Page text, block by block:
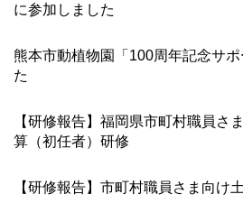
に参加しました
熊本市動植物園「100周年記念サ
た
【研修報告】福岡県市町村職員さ
算（初任者）研修
【研修報告】市町村職員さま向け